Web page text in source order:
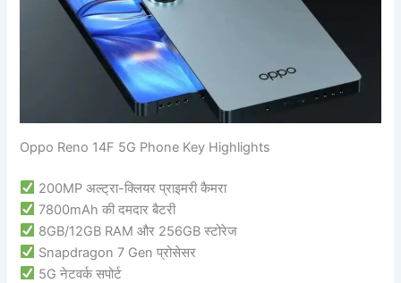
Oppo Reno 14F 5G Phone Key Highlights
200MP अल्ट्रा-क्लियर प्राइमरी कैमरा
7800mAh की दमदार बैटरी
8GB/12GB RAM और 256GB स्टोरेज
Snapdragon 7 Gen प्रोसेसर
5G नेटवर्क सपोर्ट